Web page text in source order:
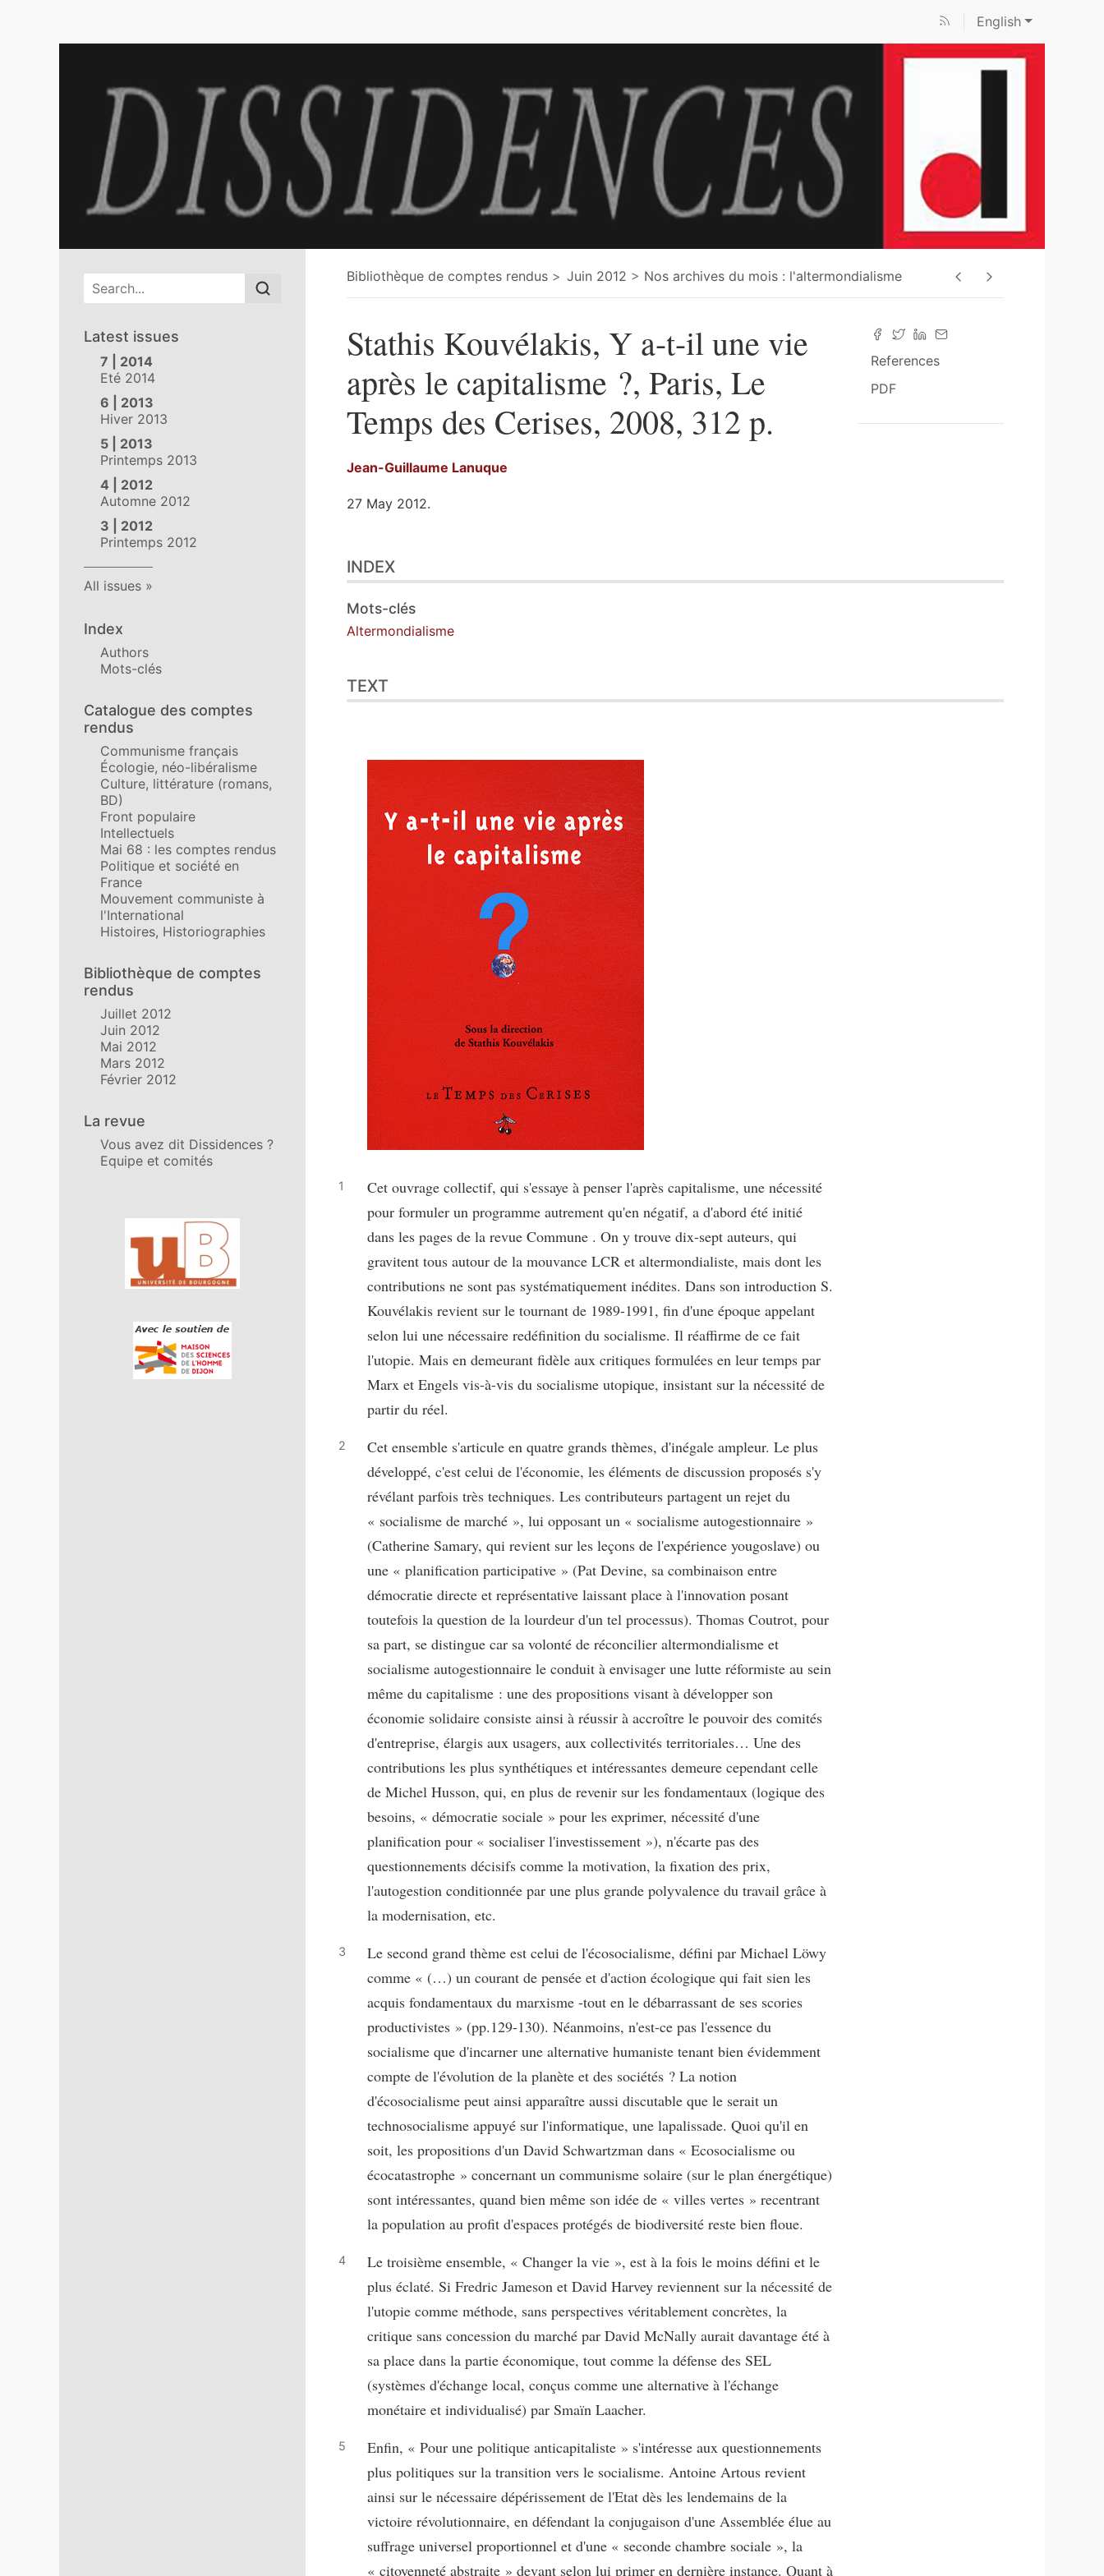
English
Main menu
Latest issues
7 | 2014
Eté 2014
6 | 2013
Hiver 2013
5 | 2013
Printemps 2013
4 | 2012
Automne 2012
3 | 2012
Printemps 2012
All issues
Index
Authors
Mots-clés
Catalogue des comptes
rendus
Communisme français
Écologie, néo-libéralisme
Culture, littérature (romans,
BD)
Front populaire
Intellectuels
Mai 68 : les comptes rendus
Politique et société en
France
Mouvement communiste à
l'International
Histoires, Historiographies
Bibliothèque de comptes
rendus
Juillet 2012
Juin 2012
Mai 2012
Mars 2012
Février 2012
La revue
Vous avez dit Dissidences ?
Equipe et comités
In collaboration with
Bibliothèque de comptes rendus Juin 2012 Nos archives du mois : l'altermondialisme
References
PDF
Stathis Kouvélakis, Y a-t-il une vie
après le capitalisme ?, Paris, Le
Temps des Cerises, 2008, 312 p.
Jean-Guillaume Lanuque
27 May 2012.
Text
Illustrations
References
Author
INDEX
Mots-clés
Altermondialisme
TEXT
Cet ouvrage collectif, qui s'essaye à penser l'après capitalisme, une nécessité
pour formuler un programme autrement qu'en négatif, a d'abord été initié
dans les pages de la revue Commune . On y trouve dix-sept auteurs, qui
gravitent tous autour de la mouvance LCR et altermondialiste, mais dont les
contributions ne sont pas systématiquement inédites. Dans son introduction S.
Kouvélakis revient sur le tournant de 1989-1991, fin d'une époque appelant
selon lui une nécessaire redéfinition du socialisme. Il réaffirme de ce fait
l'utopie. Mais en demeurant fidèle aux critiques formulées en leur temps par
Marx et Engels vis-à-vis du socialisme utopique, insistant sur la nécessité de
partir du réel.
Cet ensemble s'articule en quatre grands thèmes, d'inégale ampleur. Le plus
développé, c'est celui de l'économie, les éléments de discussion proposés s'y
révélant parfois très techniques. Les contributeurs partagent un rejet du
« socialisme de marché », lui opposant un « socialisme autogestionnaire »
(Catherine Samary, qui revient sur les leçons de l'expérience yougoslave) ou
une « planification participative » (Pat Devine, sa combinaison entre
démocratie directe et représentative laissant place à l'innovation posant
toutefois la question de la lourdeur d'un tel processus). Thomas Coutrot, pour
sa part, se distingue car sa volonté de réconcilier altermondialisme et
socialisme autogestionnaire le conduit à envisager une lutte réformiste au sein
même du capitalisme : une des propositions visant à développer son
économie solidaire consiste ainsi à réussir à accroître le pouvoir des comités
d'entreprise, élargis aux usagers, aux collectivités territoriales… Une des
contributions les plus synthétiques et intéressantes demeure cependant celle
de Michel Husson, qui, en plus de revenir sur les fondamentaux (logique des
besoins, « démocratie sociale » pour les exprimer, nécessité d'une
planification pour « socialiser l'investissement »), n'écarte pas des
questionnements décisifs comme la motivation, la fixation des prix,
l'autogestion conditionnée par une plus grande polyvalence du travail grâce à
la modernisation, etc.
Le second grand thème est celui de l'écosocialisme, défini par Michael Löwy
comme « (…) un courant de pensée et d'action écologique qui fait sien les
acquis fondamentaux du marxisme -tout en le débarrassant de ses scories
productivistes » (pp.129-130). Néanmoins, n'est-ce pas l'essence du
socialisme que d'incarner une alternative humaniste tenant bien évidemment
compte de l'évolution de la planète et des sociétés ? La notion
d'écosocialisme peut ainsi apparaître aussi discutable que le serait un
technosocialisme appuyé sur l'informatique, une lapalissade. Quoi qu'il en
soit, les propositions d'un David Schwartzman dans « Ecosocialisme ou
écocatastrophe » concernant un communisme solaire (sur le plan énergétique)
sont intéressantes, quand bien même son idée de « villes vertes » recentrant
la population au profit d'espaces protégés de biodiversité reste bien floue.
Le troisième ensemble, « Changer la vie », est à la fois le moins défini et le
plus éclaté. Si Fredric Jameson et David Harvey reviennent sur la nécessité de
l'utopie comme méthode, sans perspectives véritablement concrètes, la
critique sans concession du marché par David McNally aurait davantage été à
sa place dans la partie économique, tout comme la défense des SEL
(systèmes d'échange local, conçus comme une alternative à l'échange
monétaire et individualisé) par Smaïn Laacher.
Enfin, « Pour une politique anticapitaliste » s'intéresse aux questionnements
plus politiques sur la transition vers le socialisme. Antoine Artous revient
ainsi sur le nécessaire dépérissement de l'Etat dès les lendemains de la
victoire révolutionnaire, en défendant la conjugaison d'une Assemblée élue au
suffrage universel proportionnel et d'une « seconde chambre sociale », la
« citoyenneté abstraite » devant selon lui primer en dernière instance. Quant à